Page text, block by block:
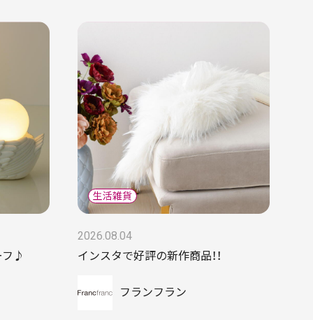
フ♪
2026.08.04
インスタで好評の新作商品！！
フランフラン